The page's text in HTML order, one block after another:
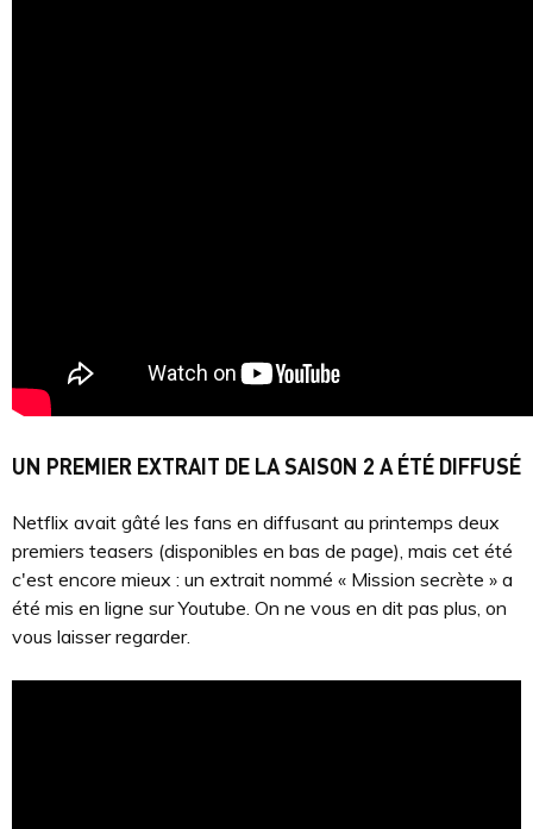
UN PREMIER EXTRAIT DE LA SAISON 2 A ÉTÉ DIFFUSÉ
Netflix avait gâté les fans en diffusant au printemps deux
premiers teasers (disponibles en bas de page), mais cet été
c'est encore mieux : un extrait nommé « Mission secrète » a
été mis en ligne sur Youtube. On ne vous en dit pas plus, on
vous laisser regarder.